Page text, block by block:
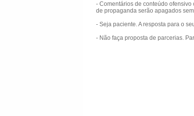
- Comentários de conteúdo
de propaganda serão apagados
- Seja paciente. A resposta para o
- Não faça proposta de parcerias.